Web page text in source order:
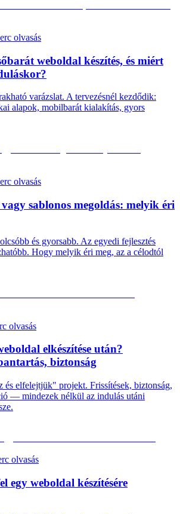
olvasás
weboldal készítés, és miért
varázslat. A tervezésnél kezdődik:
alapok, mobilbarát kialakítás, gyors
olvasás
sablonos megoldás: melyik éri
és gyorsabb. Az egyedi fejlesztés
Hogy melyik éri meg, az a célodtól
olvasás
elkészítése után?
biztonság
és elfelejtjük" projekt. Frissítések, biztonság,
— mindezek nélkül az indulás utáni
olvasás
egy weboldal készítésére